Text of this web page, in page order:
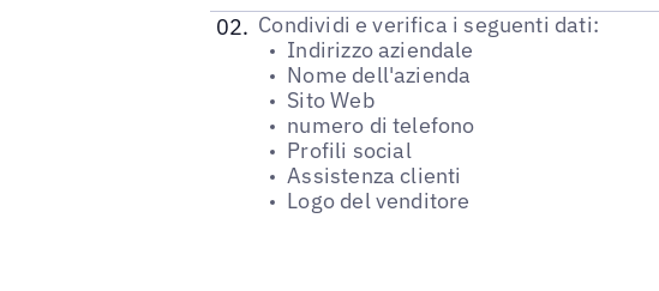
Condividi e verifica i seguenti dati:
Indirizzo aziendale
Nome dell'azienda
Sito Web
numero di telefono
Profili social
Assistenza clienti
Logo del venditore